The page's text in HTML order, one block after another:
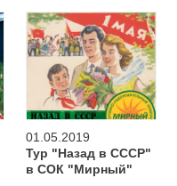
01.05.2019
Тур "Назад в СССР"
в СОК "Мирный"